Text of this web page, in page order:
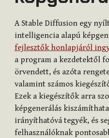
A Stable Diffusion egy
intelligencia alapú
fejlesztők honlapjáról
a program a kezdetektől
örvendett, és azóta
valamint számos
Ezek a kiegészítők arra
képgenerálás
irányíthatóvá tegyék, és
felhasználóknak